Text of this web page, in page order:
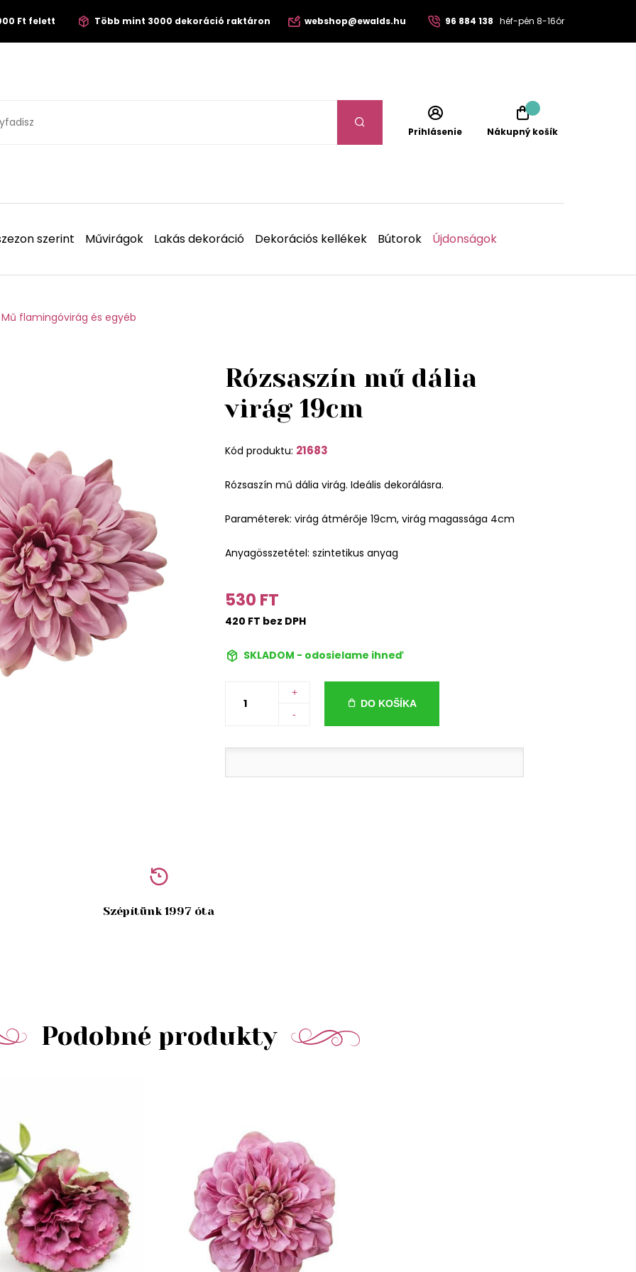
Ft felett Több mint 3000 dekoráció raktáron webshop@ewalds.hu 96 884 138 héf-pén 8-16ór
Prihlásenie Nákupný košík
szerint Művirágok Lakás dekoráció Dekorációs kellékek Bútorok Újdonságok
Mű flamingóvirág és egyéb
Rózsaszín mű dália
virág 19cm
Kód produktu: 21683
Rózsaszín mű dália virág. Ideális dekorálásra.
Paraméterek: virág átmérője 19cm, virág magassága 4cm
Anyagösszetétel: szintetikus anyag
530 FT
420 FT bez DPH
SKLADOM - odosielame ihneď
+
-
DO KOŠÍKA
Szépítünk 1997 óta
Podobné produkty